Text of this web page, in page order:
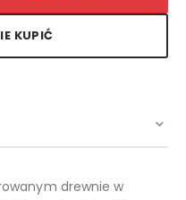
KUPIĆ
drewnie w